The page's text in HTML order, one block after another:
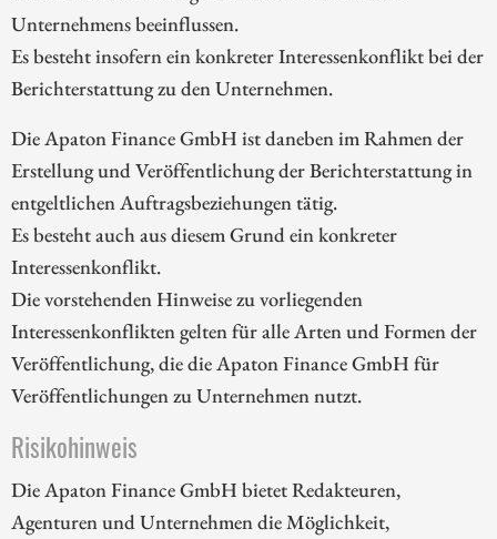
Unternehmens beeinflussen.
Es besteht insofern ein konkreter Interessenkonflikt bei der
Berichterstattung zu den Unternehmen.
Die Apaton Finance GmbH ist daneben im Rahmen der
Erstellung und Veröffentlichung der Berichterstattung in
entgeltlichen Auftragsbeziehungen tätig.
Es besteht auch aus diesem Grund ein konkreter
Interessenkonflikt.
Die vorstehenden Hinweise zu vorliegenden
Interessenkonflikten gelten für alle Arten und Formen der
Veröffentlichung, die die Apaton Finance GmbH für
Veröffentlichungen zu Unternehmen nutzt.
Risikohinweis
Die Apaton Finance GmbH bietet Redakteuren,
Agenturen und Unternehmen die Möglichkeit,